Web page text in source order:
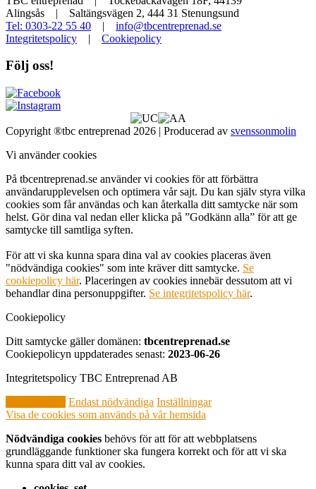
Alingsås | Saltängsvägen 2, 444 31 Stenungsund
Tel: 0303-22 55 40 | info@tbcentreprenad.se
Integritetspolicy | Cookiepolicy
Följ oss!
Copyright ®tbc entreprenad 2026 | Producerad av svenssonmolin
Vi använder cookies
På tbcentreprenad.se använder vi cookies för att förbättra
användarupplevelsen och optimera vår sajt. Du kan själv styra vilka
cookies som får användas och kan återkalla ditt samtycke när som
helst. Gör dina val nedan eller klicka på ”Godkänn alla” för att ge
samtycke till samtliga syften.
För att vi ska kunna spara dina val av cookies placeras även
"nödvändiga cookies" som inte kräver ditt samtycke. Se
cookiepolicy här. Placeringen av cookies innebär dessutom att vi
behandlar dina personuppgifter. Se integritetspolicy här.
Cookiepolicy
Ditt samtycke gäller domänen: tbcentreprenad.se
Cookiepolicyn uppdaterades senast: 2023-06-26
Integritetspolicy TBC Entreprenad AB
Endast nödvändiga Inställningar
Visa de cookies som används på vår hemsida
Nödvändiga cookies behövs för att för att webbplatsens
grundläggande funktioner ska fungera korrekt och för att vi ska
kunna spara ditt val av cookies.